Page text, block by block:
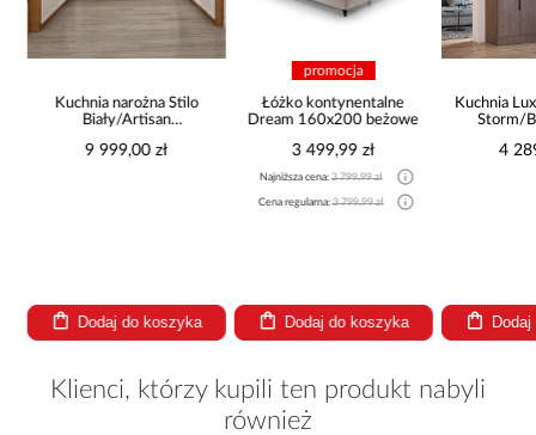
Kuchnia narożna Stilo
Biały/Artisan
9 999,00 zł
Dodaj do koszyka
promocja
Łóżko kontynentalne
Dream 160x200 beżowe
3 499,99 zł
Najniższa cena:3 799,99 zł
Cena regularna:3 799,99 zł
Dodaj do koszyka
Kuchnia
Storm/
4
Klienci, którzy kupili ten produkt nabyli
również